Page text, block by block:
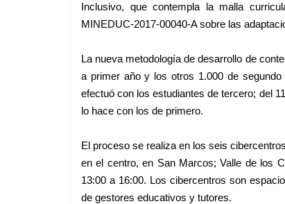
Inclusivo, que contempla la malla
MINEDUC-2017-00040-A sobre las
La nueva metodología de desarrollo de
a primer año y los otros 1.000 de
efectuó con los estudiantes de tercero; del
lo hace con los de primero.
El proceso se realiza en los seis
en el centro, en San Marcos; Valle de los
13:00 a 16:00. Los cibercentros son
de gestores educativos y tutores.